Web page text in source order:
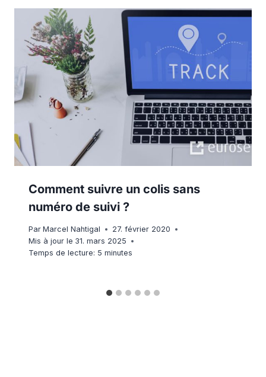
Comment suivre un colis sans
numéro de suivi ?
Par Marcel Nahtigal
27. février 2020
Mis à jour le 31. mars 2025
Temps de lecture: 5 minutes